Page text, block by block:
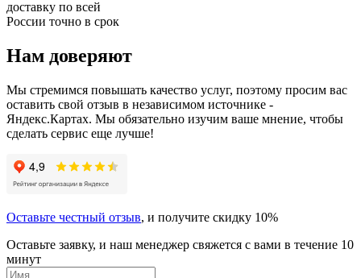
доставку по всей
России точно в срок
Нам доверяют
Мы стремимся повышать качество услуг, поэтому просим вас
оставить свой отзыв в независимом источнике -
Яндекс.Картах. Мы обязательно изучим ваше мнение, чтобы
сделать сервис еще лучше!
Оставьте честный отзыв, и получите скидку 10%
Оставьте заявку, и наш менеджер свяжется с вами в течение 10
минут